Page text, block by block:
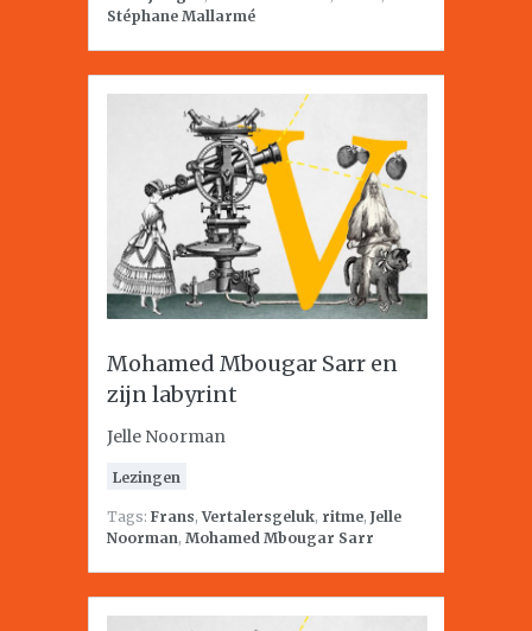
Stéphane Mallarmé
Mohamed Mbougar Sarr en
zijn labyrint
Jelle Noorman
Lezingen
Tags: Frans,Vertalersgeluk, ritme, Jelle
Noorman, Mohamed Mbougar Sarr